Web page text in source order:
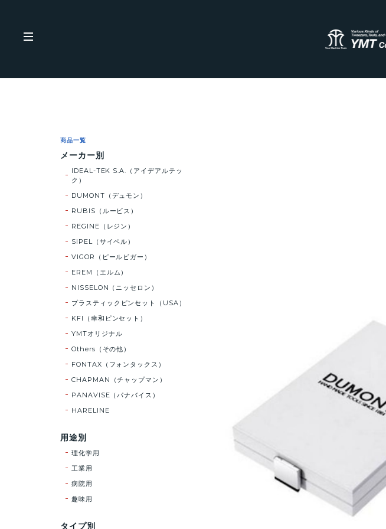
商品一覧
メーカー別
IDEAL-TEK S.A.（アイデアルテッ
ク）
DUMONT（デュモン）
RUBIS（ルービス）
REGINE（レジン）
SIPEL（サイペル）
VIGOR（ピールビガー）
EREM（エルム）
NISSELON（ニッセロン）
プラスティックピンセット（USA）
KFI（幸和ピンセット）
YMTオリジナル
Others（その他）
FONTAX（フォンタックス）
CHAPMAN（チャップマン）
PANAVISE（パナバイス）
HARELINE
用途別
理化学用
工業用
病院用
趣味用
タイプ別